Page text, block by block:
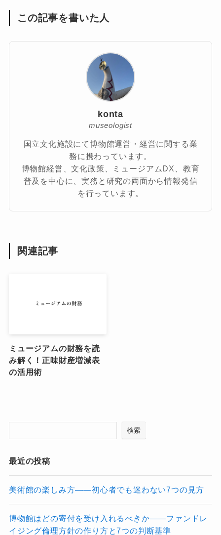
この記事を書いた人
konta
museologist
国立文化施設にて博物館運営・経営に関する業
務に携わっています。
博物館経営、文化政策、ミュージアムDX、教育
普及を中心に、実務と研究の両面から情報発信
を行っています。
関連記事
ミュージアムの財務を読
み解く！正味財産増減表
の活用術
検索
最近の投稿
美術館の楽しみ方――初心者でも迷わない7つの見方
博物館はどの寄付を受け入れるべきか――ファンドレ
イジング倫理方針の作り方と7つの判断基準